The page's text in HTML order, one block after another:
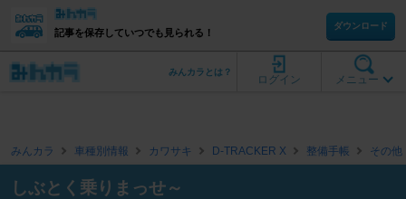
記事を保存していつでも見られる！
ダウンロード
メニュー
ログイン
みんカラとは？
みんカラ 車種別情報 カワサキ D-TRACKER X 整備手帳 その他
しぶとく乗りまっせ～